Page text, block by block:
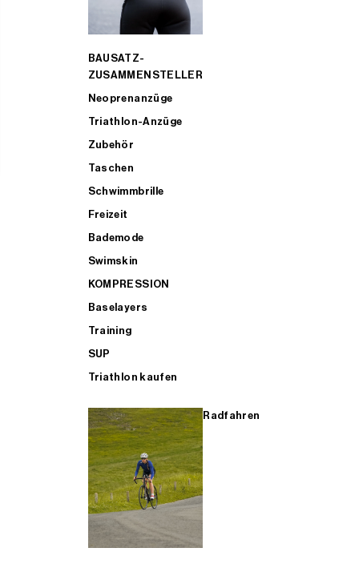
BAUSATZ-
ZUSAMMENSTELLER
Neoprenanzüge
Triathlon-Anzüge
Zubehör
Taschen
Schwimmbrille
Freizeit
Bademode
Swimskin
KOMPRESSION
Baselayers
Training
SUP
Triathlon kaufen
Radfahren